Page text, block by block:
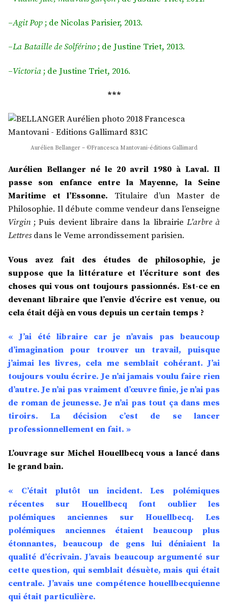
–Agit Pop ; de Nicolas Parisier, 2013.
–La Bataille de Solférino ; de Justine Triet, 2013.
–Victoria ; de Justine Triet, 2016.
***
Aurélien Bellanger – ©Francesca Mantovani-éditions Gallimard
Aurélien Bellanger né le 20 avril 1980 à Laval. Il
passe son enfance entre la Mayenne, la Seine
Maritime et l’Essonne. Titulaire d’un Master de
Philosophie. Il débute comme vendeur dans l’enseigne
Virgin ; Puis devient libraire dans la librairie L’arbre à
Lettresdans le Veme arrondissement parisien.
Vous avez fait des études de philosophie, je
suppose que la littérature et l’écriture sont des
choses qui vous ont toujours passionnés. Est-ce en
devenant libraire que l’envie d’écrire est venue, ou
cela était déjà en vous depuis un certain temps ?
« J’ai été libraire car je n’avais pas beaucoup
d’imagination pour trouver un travail, puisque
j’aimai les livres, cela me semblait cohérant. J’ai
toujours voulu écrire. Je n’ai jamais voulu faire rien
d’autre. Je n’ai pas vraiment d’œuvre finie, je n’ai pas
de roman de jeunesse. Je n’ai pas tout ça dans mes
tiroirs. La décision c’est de se lancer
professionnellement en fait. »
L’ouvrage sur Michel Houellbecq vous a lancé dans
le grand bain.
« C’était plutôt un incident. Les polémiques
récentes sur Houellbecq font oublier les
polémiques anciennes sur Houellbecq. Les
polémiques anciennes étaient beaucoup plus
étonnantes, beaucoup de gens lui déniaient la
qualité d’écrivain. J’avais beaucoup argumenté sur
cette question, qui semblait désuète, mais qui était
centrale. J’avais une compétence houellbecquienne
qui était particulière.